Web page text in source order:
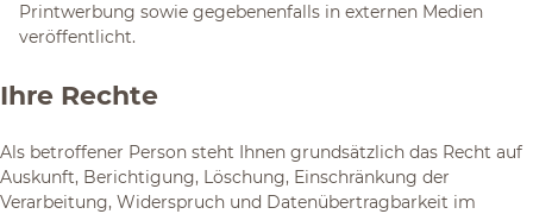
Printwerbung sowie gegebenenfalls in externen Medien
veröffentlicht.
Ihre Rechte
Als betroffener Person steht Ihnen grundsätzlich das Recht auf
Auskunft, Berichtigung, Löschung, Einschränkung der
Verarbeitung, Widerspruch und Datenübertragbarkeit im